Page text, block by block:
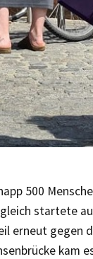
500
startete
erneut gegen
kam